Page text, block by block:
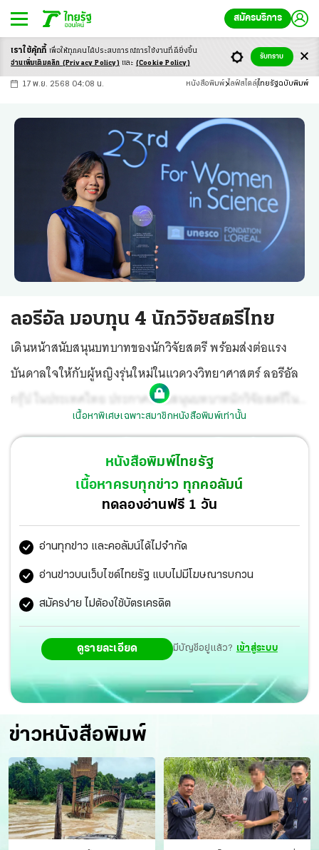
สมัครบริการ
-ก ก ก+
17 พ.ย. 2568 04:08 น. หนังสือพิมพ์ ไลฟ์สไตล์ ไทยรัฐฉบับพิมพ์
ลอรีอัล มอบทุน 4 นักวิจัยสตรีไทย
เดินหน้าสนับสนุนบทบาทของนักวิจัยสตรี พร้อมส่งต่อแรง
บันดาลใจให้กับผู้หญิงรุ่นใหม่ในแวดวงวิทยาศาสตร์ ลอรีอัล
กรุ๊ป ในประเทศไทย ประกาศสนับสนุนบทบาทนักวิจัยสตรีใน
สายงานวิทยาศาสตร์อย่างต่อเนื่องเป็นปีที่ 23 ในโครงการทุน
วิจัย ลอรีอัล ประเทศไทย “เพื่อสตรีในงานวิทยาศาสตร์” (For
Women in Science) ประจำปี 2568 ด้วยการมอบทุนวิจัย
มูลค่า 250,000 บาท พร้อมโล่เกียรติคุณ ให้กับนักวิจัยสตรี 4
คน โดยได้จัดงานมอบทุนเชิดชูเกียรตินักวิทยาศาสตร์สตรีทั้ง
4 คน อย่างยิ่งใหญ่ พร้อมจัดแสดงนิทรรศการนวัตกรรมความ
งาม “INNOFEST 2025” นำเสนอความก้าวหน้าด้าน
วิทยาศาสตร์และเทคโนโลยีในผลิตภัณฑ์ บริการความงาม
Beauty Tech รวมถึงเผยข้อมูล L’Oréal Longevity
Integrative Science™ ศาสตร์แห่งการดูแลสุขภาพเพื่อชีวิตที่
ยืนยาว
เนื้อหาพิเศษเฉพาะสมาชิกหนังสือพิมพ์เท่านั้น
หนังสือพิมพ์ไทยรัฐ
เนื้อหาครบทุกข่าว ทุกคอลัมน์
ทดลองอ่านฟรี 1 วัน
อ่านทุกข่าว และคอลัมน์ได้ไม่จำกัด
อ่านข่าวบนเว็บไซต์ไทยรัฐ แบบไม่มีโฆษณารบกวน
สมัครง่าย ไม่ต้องใช้บัตรเครดิต
ดูรายละเอียด มีบัญชีอยู่แล้ว? เข้าสู่ระบบ
ข่าวหนังสือพิมพ์
เราใช้คุ้กกี้ เพื่อให้ทุกคนได้ประสบการณ์การใช้งานที่ดียิ่งขึ้น
อ่านเพิ่มเติมคลิก (Privacy Policy) และ (Cookie Policy)
รับทราบ